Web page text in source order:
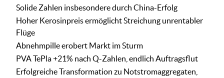
Solide Zahlen insbesondere durch China-Erfolg
Hoher Kerosinpreis ermöglicht Streichung unrentabler
Flüge
Abnehmpille erobert Markt im Sturm
PVA TePla +21% nach Q-Zahlen, endlich Auftragsflut
Erfolgreiche Transformation zu Notstromaggregaten,